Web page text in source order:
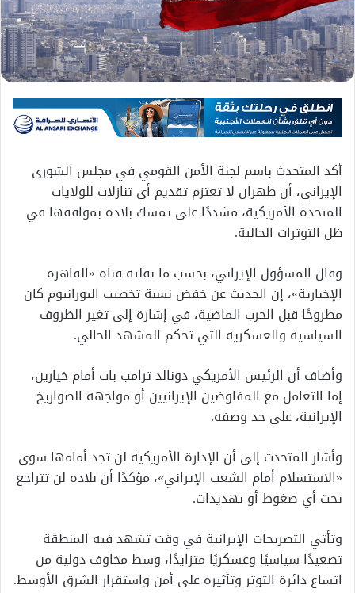
أكد المتحدث باسم لجنة الأمن القومي في مجلس الشورى
الإيراني، أن طهران لا تعتزم تقديم أي تنازلات للولايات
المتحدة الأمريكية، مشددًا على تمسك بلاده بمواقفها في
ظل التوترات الحالية.
وقال المسؤول الإيراني، بحسب ما نقلته قناة «القاهرة
الإخبارية»، إن الحديث عن خفض نسبة تخصيب اليورانيوم كان
مطروحًا قبل الحرب الماضية، في إشارة إلى تغير الظروف
السياسية والعسكرية التي تحكم المشهد الحالي.
وأضاف أن الرئيس الأمريكي دونالد ترامب بات أمام خيارين،
إما التعامل مع المفاوضين الإيرانيين أو مواجهة الصواريخ
الإيرانية، على حد وصفه.
وأشار المتحدث إلى أن الإدارة الأمريكية لن تجد أمامها سوى
«الاستسلام أمام الشعب الإيراني»، مؤكدًا أن بلاده لن تتراجع
تحت أي ضغوط أو تهديدات.
وتأتي التصريحات الإيرانية في وقت تشهد فيه المنطقة
تصعيدًا سياسيًا وعسكريًا متزايدًا، وسط مخاوف دولية من
اتساع دائرة التوتر وتأثيره على أمن واستقرار الشرق الأوسط.